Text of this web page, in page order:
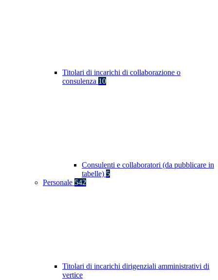
Titolari di incarichi di collaborazione o
consulenza 10
Consulenti e collaboratori (da pubblicare in
tabelle) 5
Personale 542
Titolari di incarichi dirigenziali amministrativi di
vertice